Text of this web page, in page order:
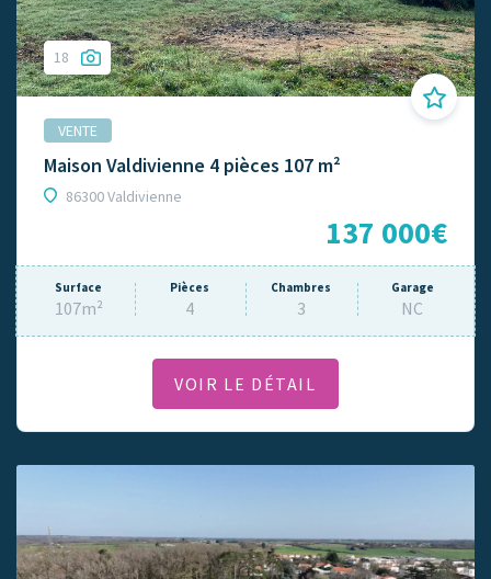
18
VENTE
Maison Valdivienne 4 pièces 107 m²
86300 Valdivienne
137 000€
Surface
107m²
Pièces
4
Chambres
3
Garage
NC
VOIR LE DÉTAIL